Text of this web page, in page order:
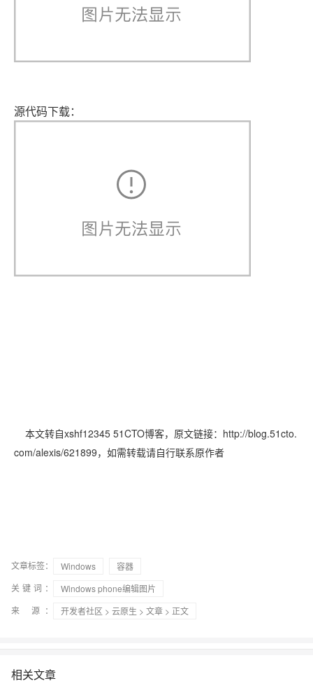
源代码下载：
本文转自xshf12345 51CTO博客，原文链接：http://blog.51cto.
com/alexis/621899，如需转载请自行联系原作者
文章标签： Windows
容器
关键词：
Windows phone编辑图片
来 源：
开发者社区 > 云原生 > 文章 > 正文
相关文章